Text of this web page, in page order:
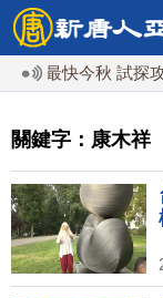
京最快今秋 試探攻
關鍵字：康木祥